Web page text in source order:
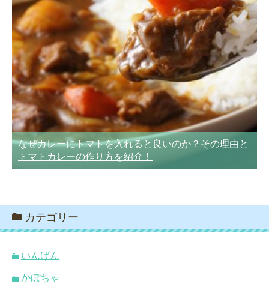
なぜカレーにトマトを入れると良いのか？その理由と
トマトカレーの作り方を紹介！
カテゴリー
いんげん
かぼちゃ